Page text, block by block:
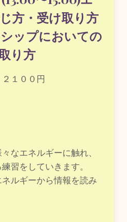
方・受け取り方
ップにおいての
り方
００円
なエネルギーに触れ、
習をしていきます。
ルギーから情報を読み